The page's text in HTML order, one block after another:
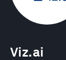
Viz.ai